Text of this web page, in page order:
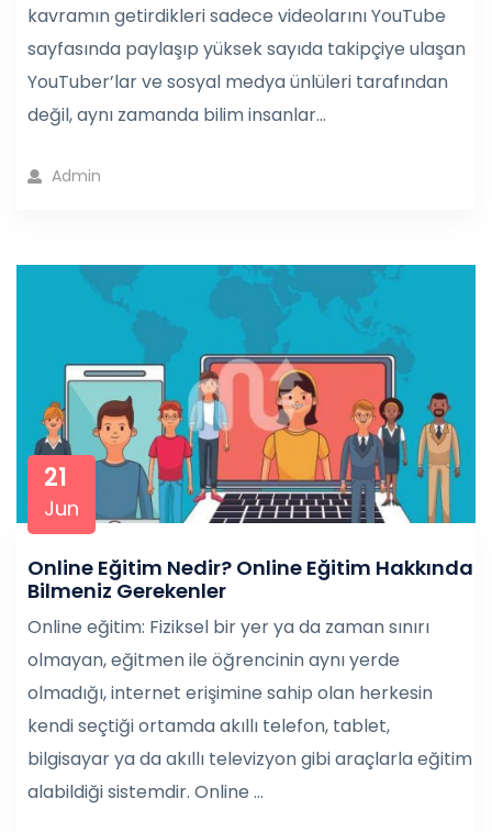
kavramın getirdikleri sadece videolarını YouTube
sayfasında paylaşıp yüksek sayıda takipçiye ulaşan
YouTuber’lar ve sosyal medya ünlüleri tarafından
değil, aynı zamanda bilim insanlar...
Admin
21
Jun
Online Eğitim Nedir? Online Eğitim Hakkında
Bilmeniz Gerekenler
Online eğitim: Fiziksel bir yer ya da zaman sınırı
olmayan, eğitmen ile öğrencinin aynı yerde
olmadığı, internet erişimine sahip olan herkesin
kendi seçtiği ortamda akıllı telefon, tablet,
bilgisayar ya da akıllı televizyon gibi araçlarla eğitim
alabildiği sistemdir. Online ...